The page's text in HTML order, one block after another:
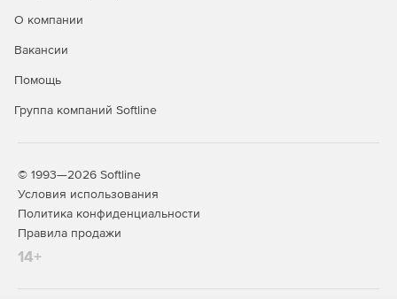
сетям общего доступа, в образовательных учреждениях,
а также используется для домашнего использования.
обрабатывающих информацию ограниченного доступа, к
информации.
информационных системах персональных данных, а также
в составе значимых объектов КИИ любого класса
(уровня, категории) защищенности. Дополнительно
О компании
Вакансии
Помощь
Группа компаний Softline
© 1993—2026 Softline
Условия использования
Политика конфиденциальности
Правила продажи
14+